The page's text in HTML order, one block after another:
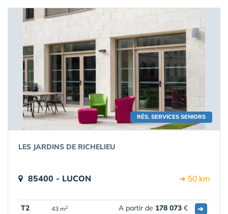
RÉS. SERVICES SENIORS
LES JARDINS DE RICHELIEU
85400 - LUCON ➔ 50 km
T2 43 m2 A partir de 178 073 € ➔